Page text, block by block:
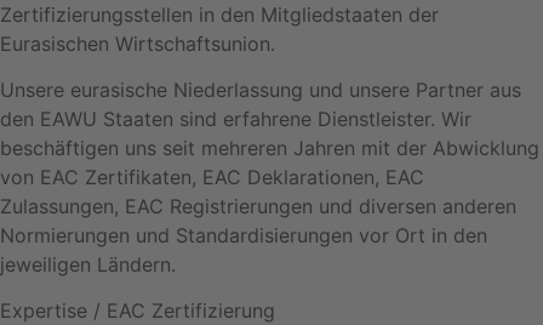
Zertifizierungsstellen in den Mitgliedstaaten der
Eurasischen Wirtschaftsunion.
Unsere eurasische Niederlassung und unsere Partner aus
den EAWU Staaten sind erfahrene Dienstleister. Wir
beschäftigen uns seit mehreren Jahren mit der Abwicklung
von EAC Zertifikaten, EAC Deklarationen, EAC
Zulassungen, EAC Registrierungen und diversen anderen
Normierungen und Standardisierungen vor Ort in den
jeweiligen Ländern.
Expertise / EAC Zertifizierung